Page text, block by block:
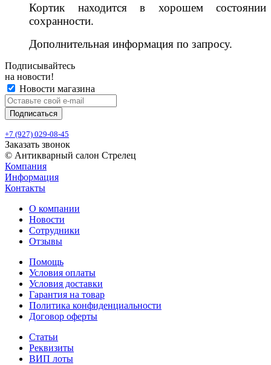
Кортик находится в хорошем состоянии
сохранности.
Дополнительная информация по запросу.
Подписывайтесь
на новости!
Новости магазина
+7 (927) 029-08-45
Заказать звонок
© Антикварный салон Стрелец
Компания
Информация
Контакты
О компании
Новости
Сотрудники
Отзывы
Помощь
Условия оплаты
Условия доставки
Гарантия на товар
Политика конфиденциальности
Договор оферты
Статьи
Реквизиты
ВИП лоты